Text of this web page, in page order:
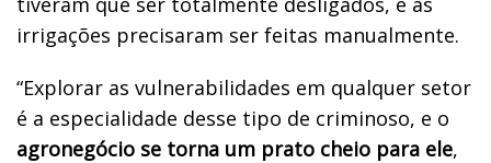
irrigações precisaram ser feitas manualmente.
“Explorar as vulnerabilidades em qualquer setor
é a especialidade desse tipo de criminoso, e o
agronegócio se torna um prato cheio para ele,